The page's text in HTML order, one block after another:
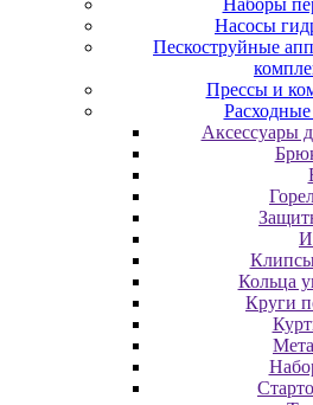
Наборы
Насосы
Пескоструйные
Прессы и
Аксессуары
Кольца
Круги